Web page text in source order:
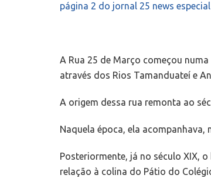
página 2 do jornal 25 news
A Rua 25 de Março começou
através dos Rios Tamanduateí e
A origem dessa rua remonta ao
Naquela época, ela
Posteriormente, já no século XIX,
relação à colina do Pátio do